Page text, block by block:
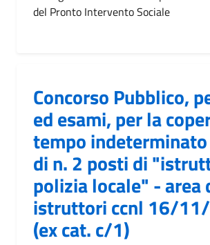
del Pronto Intervento Sociale
Concorso Pubblico,
ed esami, per la
tempo
di n. 2 posti di
polizia locale" - area
istruttori ccnl 16/
(ex cat. c/1)